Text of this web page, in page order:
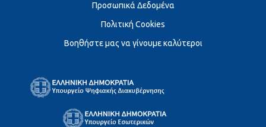
Προσωπικά Δεδομένα
Πολιτική Cookies
Βοηθήστε μας να γίνουμε καλύτεροι